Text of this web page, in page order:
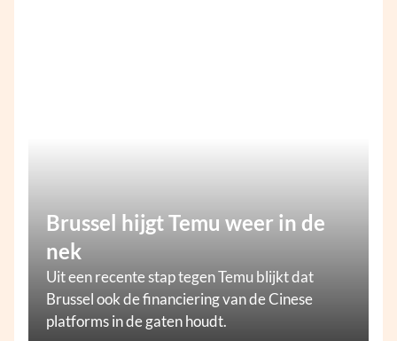
Brussel hijgt Temu weer in de
nek
Uit een recente stap tegen Temu blijkt dat
Brussel ook de financiering van de Cinese
platforms in de gaten houdt.